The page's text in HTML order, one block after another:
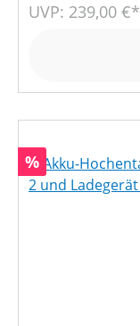
UVP: 239,00 €*
Rabatt
%